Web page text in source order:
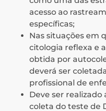
acesso ao
específicas;
Nas situações em
citologia reflexa e
obtida por
deverá ser
profissional de
Deve ser
coleta do teste de